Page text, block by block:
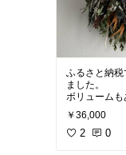
ふるさと納税
ました。
ボリュームも
い感じです♪
#オリジナル
￥36,000
2 0